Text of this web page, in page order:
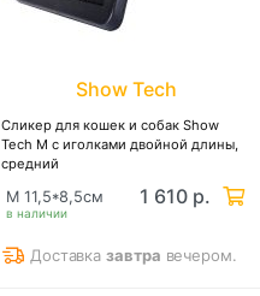
Show Tech
Сликер для кошек и собак Show
Tech M с иголками двойной длины,
средний
в наличии
M 11,5*8,5см 1 610 р.
Доставказавтра вечером.